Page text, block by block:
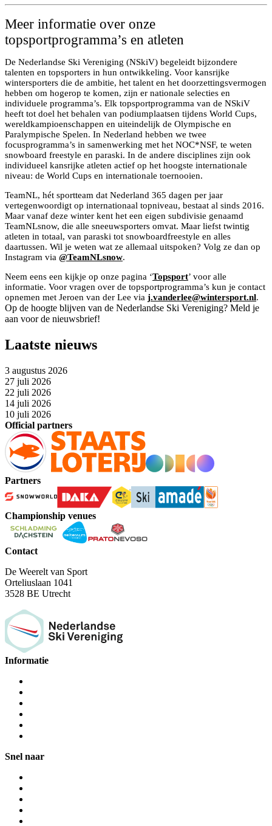
Meer informatie over onze
topsportprogramma’s en atleten
De Nederlandse Ski Vereniging (NSkiV) begeleidt bijzondere
talenten en topsporters in hun ontwikkeling. Voor kansrijke
wintersporters die de ambitie, het talent en het doorzettingsvermogen
hebben om hogerop te komen, zijn er nationale selecties en
individuele programma’s. Elk topsportprogramma van de NSkiV
heeft tot doel het behalen van podiumplaatsen tijdens World Cups,
wereldkampioenschappen en uiteindelijk de Olympische en
Paralympische Spelen. In Nederland hebben we twee
focusprogramma’s in samenwerking met het NOC*NSF, te weten
snowboard freestyle en paraski. In de andere disciplines zijn ook
individueel kansrijke atleten actief op het hoogste internationale
niveau: de World Cups en internationale toernooien.
TeamNL, hét sportteam dat Nederland 365 dagen per jaar
vertegenwoordigt op internationaal topniveau, bestaat al sinds 2016.
Maar vanaf deze winter kent het een eigen subdivisie genaamd
TeamNLsnow, die alle sneeuwsporters omvat. Maar liefst twintig
atleten in totaal, van paraski tot snowboardfreestyle en alles
daartussen. Wil je weten wat ze allemaal uitspoken? Volg ze dan op
Instagram via @TeamNLsnow.
Neem eens een kijkje op onze pagina ‘Topsport’ voor alle
informatie. Voor vragen over de topsportprogramma’s kun je contact
opnemen met Jeroen van der Lee via j.vanderlee@wintersport.nl.
Op de hoogte blijven van de Nederlandse Ski Vereniging? Meld je
aan voor de nieuwsbrief!
Laatste nieuws
3 augustus 2026
27 juli 2026
22 juli 2026
14 juli 2026
10 juli 2026
Official partners
Partners
Championship venues
Contact
De Weerelt van Sport
Orteliuslaan 1041
3528 BE Utrecht
Informatie
Snel naar